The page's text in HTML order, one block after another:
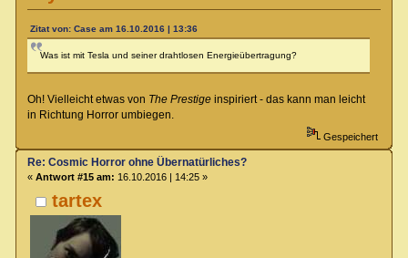
Zitat von: Case am 16.10.2016 | 13:36
Was ist mit Tesla und seiner drahtlosen Energieübertragung?
Oh! Vielleicht etwas von The Prestigeinspiriert - das kann man leicht
in Richtung Horror umbiegen.
Gespeichert
tartex
Re: Cosmic Horror ohne Übernatürliches?
« Antwort #15 am: 16.10.2016 | 14:25 »